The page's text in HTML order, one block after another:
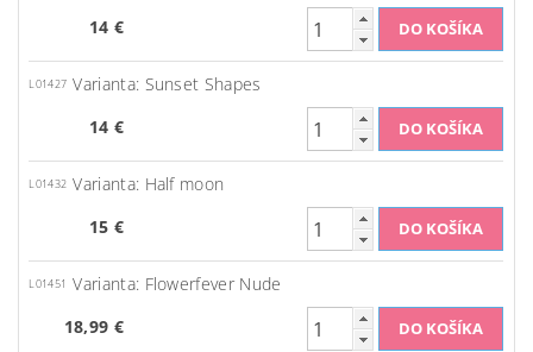
14 €
L01427 Varianta: Sunset Shapes
14 €
L01432 Varianta: Half moon
15 €
L01451
Varianta: Flowerfever Nude
18,99 €